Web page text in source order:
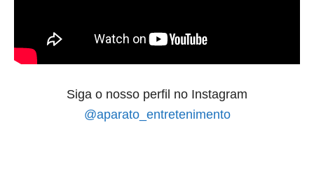
Siga o nosso perfil no Instagram
@aparato_entretenimento